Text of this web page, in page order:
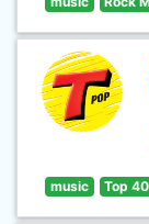
music Top